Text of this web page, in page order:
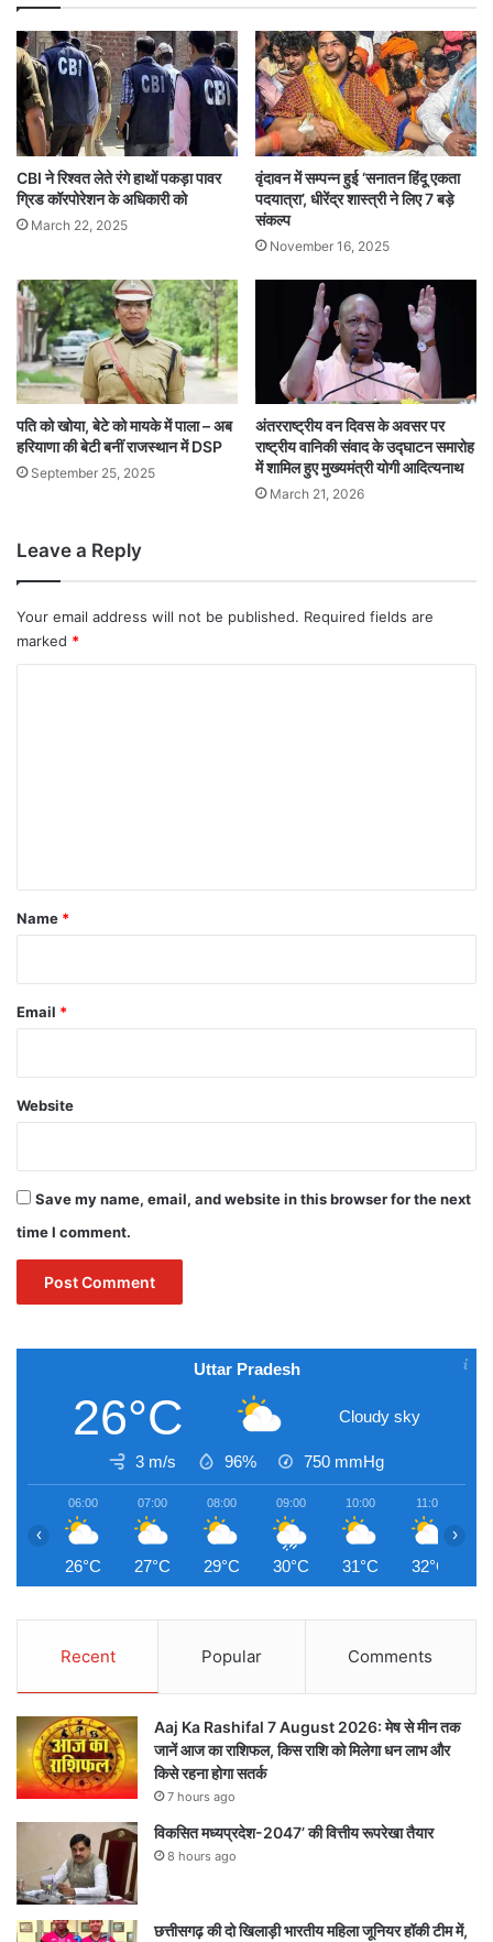
CBI ने रिश्वत लेते रंगे हाथों पकड़ा पावर
ग्रिड कॉरपोरेशन के अधिकारी को
March 22, 2025
वृंदावन में सम्पन्न हुई ‘सनातन हिंदू एकता
पदयात्रा’, धीरेंद्र शास्त्री ने लिए 7 बड़े
संकल्प
November 16, 2025
पति को खोया, बेटे को मायके में पाला – अब
हरियाणा की बेटी बनीं राजस्थान में DSP
September 25, 2025
अंतरराष्ट्रीय वन दिवस के अवसर पर
राष्ट्रीय वानिकी संवाद के उद्घाटन समारोह
में शामिल हुए मुख्यमंत्री योगी आदित्यनाथ
March 21, 2026
Leave a Reply
Your email address will not be published. Required fields are
marked *
*
Name *
Email *
Website
Save my name, email, and website in this browser for the next
time I comment.
Uttar Pradesh
26°C Cloudy sky
3 m/s 96% 750 mmHg
06:00
26°C
07:00
27°C
08:00
29°C
09:00
30°C
10:00
31°C
11:00
32°C
‹ ›
Recent Popular Comments
Aaj Ka Rashifal 7 August 2026: मेष से मीन तक
जानें आज का राशिफल, किस राशि को मिलेगा धन लाभ और
किसे रहना होगा सतर्क
7 hours ago
विकसित मध्यप्रदेश-2047’ की वित्तीय रूपरेखा तैयार
8 hours ago
छत्तीसगढ़ की दो खिलाड़ी भारतीय महिला जूनियर हॉकी टीम में,